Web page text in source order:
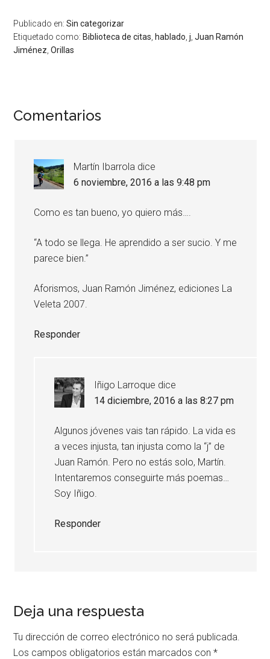
Publicado en:Sin categorizar
Etiquetado como: Biblioteca de citas hablado ,j ,Juan Ramón
Jiménez ,Orillas
Comentarios
Martín Ibarrola dice
6 noviembre, 2016 a las 9:48 pm
Como es tan bueno, yo quiero más….
“A todo se llega. He aprendido a ser sucio. Y me
parece bien.”
Aforismos, Juan Ramón Jiménez, ediciones La
Veleta 2007.
Responder
Iñigo Larroque dice
14 diciembre, 2016 a las 8:27 pm
Algunos jóvenes vais tan rápido. La vida es
a veces injusta, tan injusta como la “j” de
Juan Ramón. Pero no estás solo, Martín.
Intentaremos conseguirte más poemas…
Soy Iñigo.
Responder
Deja una respuesta
Tu dirección de correo electrónico no será publicada.
Los campos obligatorios están marcados con*